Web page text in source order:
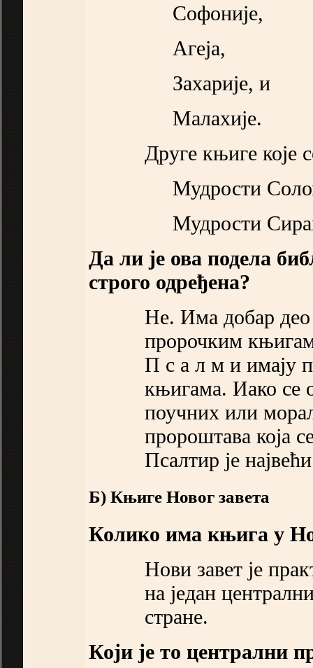
Софоније,
Агеја,
Захарије, и
Малахије.
Друге књиге које
Мудрости
Мудрости
Да ли је ова подела
строго одређена?
Не. Има добар део
пророчким
П с а л м и имају
књигама. Иако се
поучних или
пророштава која
Псалтир је
Б) Књиге Новог завета
Колико има књига у
Нови завет је
на један
стране.
Који је то централни